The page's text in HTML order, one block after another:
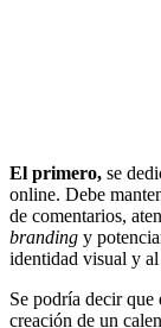
El primero, se
online. Debe
de comentarios,
branding y
identidad visual y
Se podría decir que
creación de un